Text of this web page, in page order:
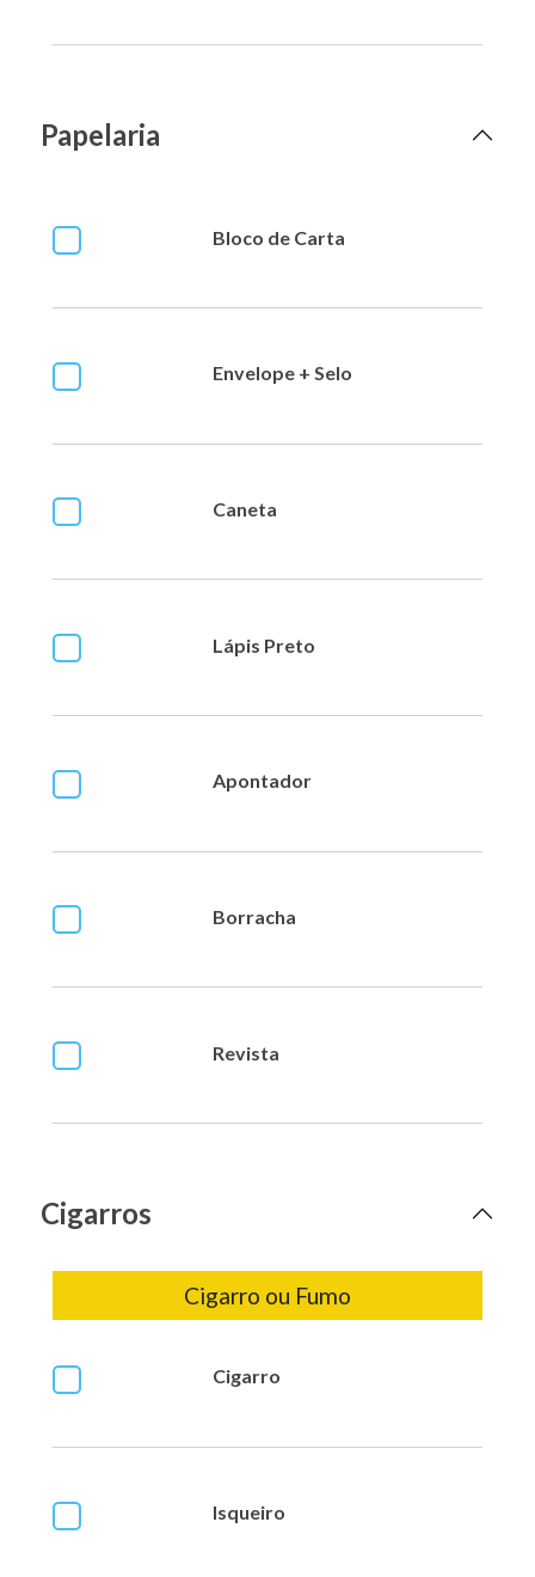
Papelaria
Bloco de Carta
Envelope + Selo
Caneta
Lápis Preto
Apontador
Borracha
Revista
Cigarros
Cigarro ou Fumo
Cigarro
Isqueiro